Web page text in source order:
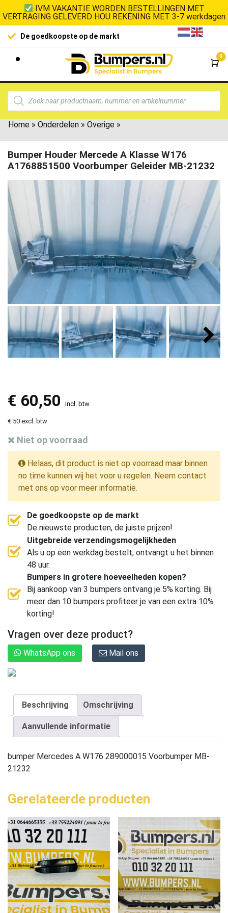
IVM VAKANTIE WORDEN BESTELLINGEN MET
VERTRAGING GELEVERD HOU REKENING MET 3-7 werkdagen
De goedkoopste op de markt
0
Home » Onderdelen » Overige »
Bumper Houder Mercede A Klasse W176
A1768851500 Voorbumper Geleider MB-21232
€ 60,50 incl. btw
€ 50 excl. btw
Niet op voorraad
Helaas, dit product is niet op voorraad maar binnen
no time kunnen wij het voor u regelen. Neem contact
met ons op voor meer informatie.
De goedkoopste op de markt
De nieuwste producten, de juiste prijzen!
Uitgebreide verzendingsmogelijkheden
Als u op een werkdag bestelt, ontvangt u het binnen
48 uur.
Bumpers in grotere hoeveelheden kopen?
Bij aankoop van 3 bumpers ontvang je 5% korting. Bij
meer dan 10 bumpers profiteer je van een extra 10%
korting!
Vragen over deze product?
WhatsApp ons Mail ons
Beschrijving Omschrijving
Aanvullende informatie
bumper Mercedes A W176 289000015 Voorbumper MB-
21232
Gerelateerde producten